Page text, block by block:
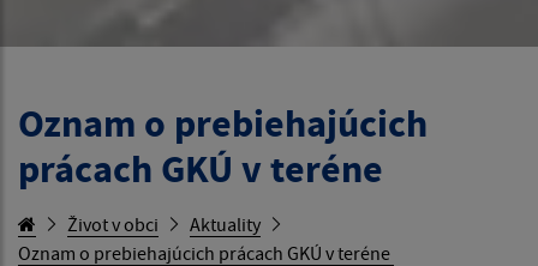
Oznam o prebiehajúcich
prácach GKÚ v teréne
Život v obci
Aktuality
Oznam o prebiehajúcich prácach GKÚ v teréne